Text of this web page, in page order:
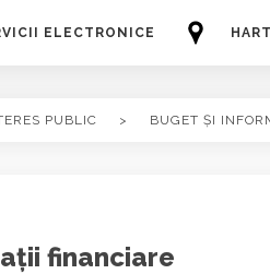
ELECTRONICE
PUBLIC > BUGET ȘI
financiare